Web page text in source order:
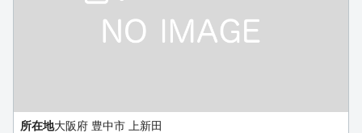
所在地大阪府 豊中市 上新田